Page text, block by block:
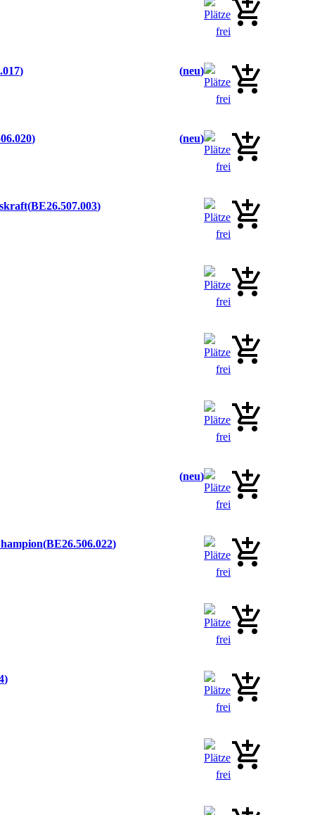
neu
neu
BE26.507.003
neu
BE26.506.022